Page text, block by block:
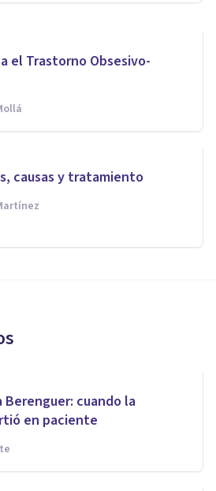
el Trastorno Obsesivo-
causas y tratamiento
Berenguer: cuando la
en paciente